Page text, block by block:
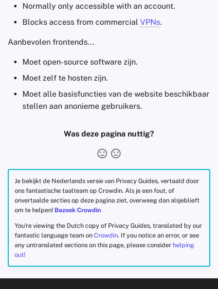
Normally only accessible with an account.
Blocks access from commercial VPNs.
Aanbevolen frontends...
Moet open-source software zijn.
Moet zelf te hosten zijn.
Moet alle basisfuncties van de website beschikbaar
stellen aan anonieme gebruikers.
Was deze pagina nuttig?
Je bekijkt de Nederlands versie van Privacy Guides, vertaald door
ons fantastische taalteam op Crowdin. Als je een fout, of
onvertaalde secties op deze pagina ziet, overweeg dan alsjeblieft
om te helpen! Bezoek Crowdin
You're viewing the Dutch copy of Privacy Guides, translated by our
fantastic language team on Crowdin. If you notice an error, or see
any untranslated sections on this page, please consider helping
out!